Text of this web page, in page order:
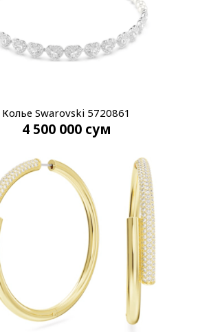
Колье Swarovski 5720861
4 500 000 сум